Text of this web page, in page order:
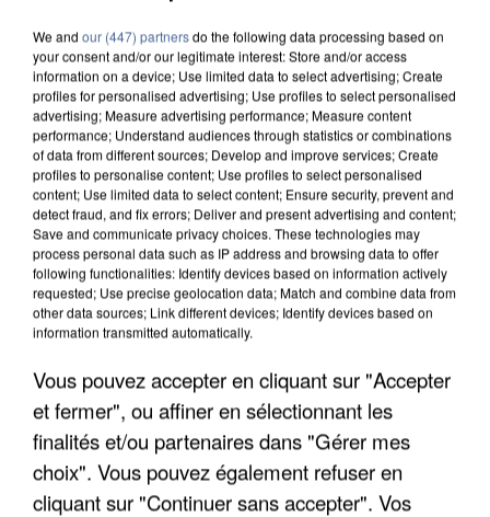
DE FAUNE SAUVAGE SONT...
We and our (447) partnersdo the following data processing based on
your consent and/or our legitimate interest: Store and/or access
information on a device; Use limited data to select advertising; Create
profiles for personalised advertising; Use profiles to select personalised
advertising; Measure advertising performance; Measure content
performance; Understand audiences through statistics or combinations
of data from different sources; Develop and improve services; Create
profiles to personalise content; Use profiles to select personalised
content; Use limited data to select content; Ensure security, prevent and
detect fraud, and fix errors; Deliver and present advertising and content;
Save and communicate privacy choices. These technologies may
process personal data such as IP address and browsing data to offer
following functionalities: Identify devices based on information actively
requested; Use precise geolocation data; Match and combine data from
other data sources; Link different devices; Identify devices based on
information transmitted automatically.
Vous pouvez accepter en cliquant sur "Accepter
et fermer", ou affiner en sélectionnant les
finalités et/ou partenaires dans "Gérer mes
choix". Vous pouvez également refuser en
cliquant sur "Continuer sans accepter". Vos